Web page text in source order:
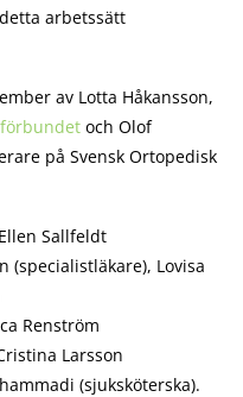
arbetssätt
av Lotta Håkansson,
och Olof
på Svensk Ortopedisk
Sallfeldt
(specialistläkare), Lovisa
Renström
Larsson
(sjuksköterska).